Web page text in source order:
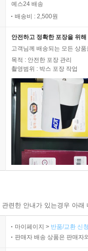
예스24 배송
배송비 : 2,500원
안전하고 정확한 포장을 위
고객님께 배송되는 모든 상
목적 : 안전한 포장 관리
촬영범위 : 박스 포장 작업
련한 안내가 있는경우 아
마이페이지 > 반품/교환 신
판매자 배송 상품은 판매자